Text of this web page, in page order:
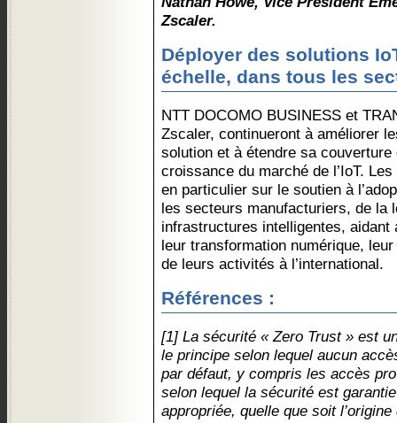
Zscaler.
Déployer des solutions
échelle, dans tous les
NTT DOCOMO BUSINESS et
Zscaler, continueront à améliorer
solution et à étendre sa
croissance du marché de l’IoT.
en particulier sur le soutien à
les secteurs manufacturiers, de la
infrastructures intelligentes,
leur transformation numérique,
de leurs activités à l’international.
Références :
[1] La sécurité « Zero Trust » est
le principe selon lequel aucun
par défaut, y compris les accès
selon lequel la sécurité est
appropriée, quelle que soit l’origine